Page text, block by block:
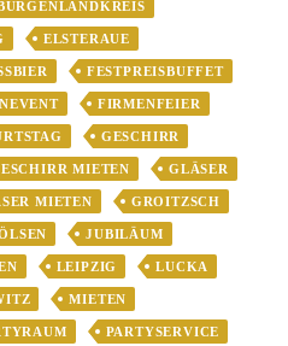
ELSTERAUE
FESTPREISBUFFET
FIRMENFEIER
GESCHIRR
MIETEN GLÄSER
MIETEN GROITZSCH
JUBILÄUM
LEIPZIG LUCKA
MIETEN
PARTYSERVICE